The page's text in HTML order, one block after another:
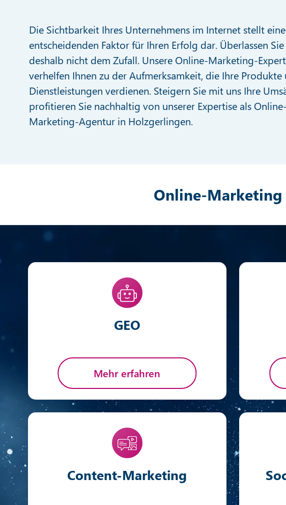
Die Sichtbarkeit Ihres Unternehmens im Internet stellt
entscheidenden Faktor für Ihren Erfolg dar. Überlassen Sie
deshalb nicht dem Zufall. Unsere Online-Marketing-
verhelfen Ihnen zu der Aufmerksamkeit, die Ihre Produkte
Dienstleistungen verdienen. Steigern Sie mit uns Ihre
profitieren Sie nachhaltig von unserer Expertise als Online-
Marketing-Agentur in Holzgerlingen.
Online-
GEO
Mehr erfahren
Content-Marketing